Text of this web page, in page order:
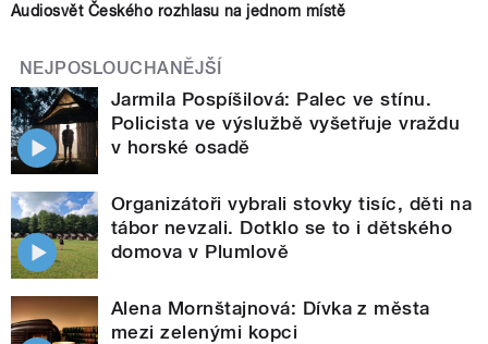
Audiosvět Českého rozhlasu na jednom místě
NEJPOSLOUCHANĚJŠÍ
Jarmila Pospíšilová: Palec ve stínu.
Policista ve výslužbě vyšetřuje vraždu
v horské osadě
Organizátoři vybrali stovky tisíc, děti na
tábor nevzali. Dotklo se to i dětského
domova v Plumlově
Alena Mornštajnová: Dívka z města
mezi zelenými kopci